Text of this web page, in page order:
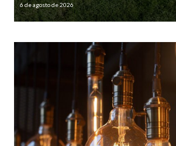
6 de agosto de 2026